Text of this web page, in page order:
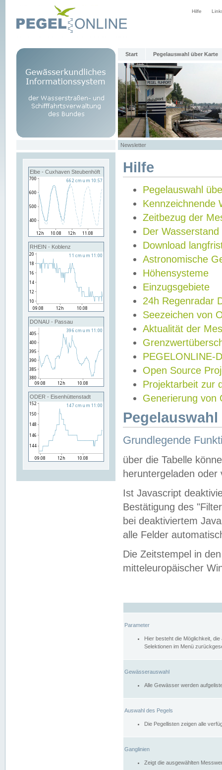
Hilfe
Start Pegelauswahl über Karte
Newsletter
Elbe - Cuxhaven Steubenhöft
RHEIN - Koblenz
DONAU - Passau
ODER - Eisenhüttenstadt
Hilfe
Pegelauswahl
Kennzeichnende
Zeitbezug der
Der Wasserstand
Download
Astronomische
Höhensysteme
Einzugsgebiete
24h Regenradar
Seezeichen von
Aktualität der
PEGELONLINE-
Open Source
Projektarbeit zur
Generierung von
Grundlegende
über die Tabelle
heruntergeladen oder
Ist Javascript
Bestätigung des
bei deaktiviertem
alle Felder
Die Zeitstempel in
mitteleuropäischer
Parameter
Hier besteht die Möglichkeit,
Selektionen im Menü
Gewässerauswahl
Alle Gewässer werden
Auswahl des Pegels
Die Pegellisten zeigen alle
Ganglinien
Zeigt die ausgewählten